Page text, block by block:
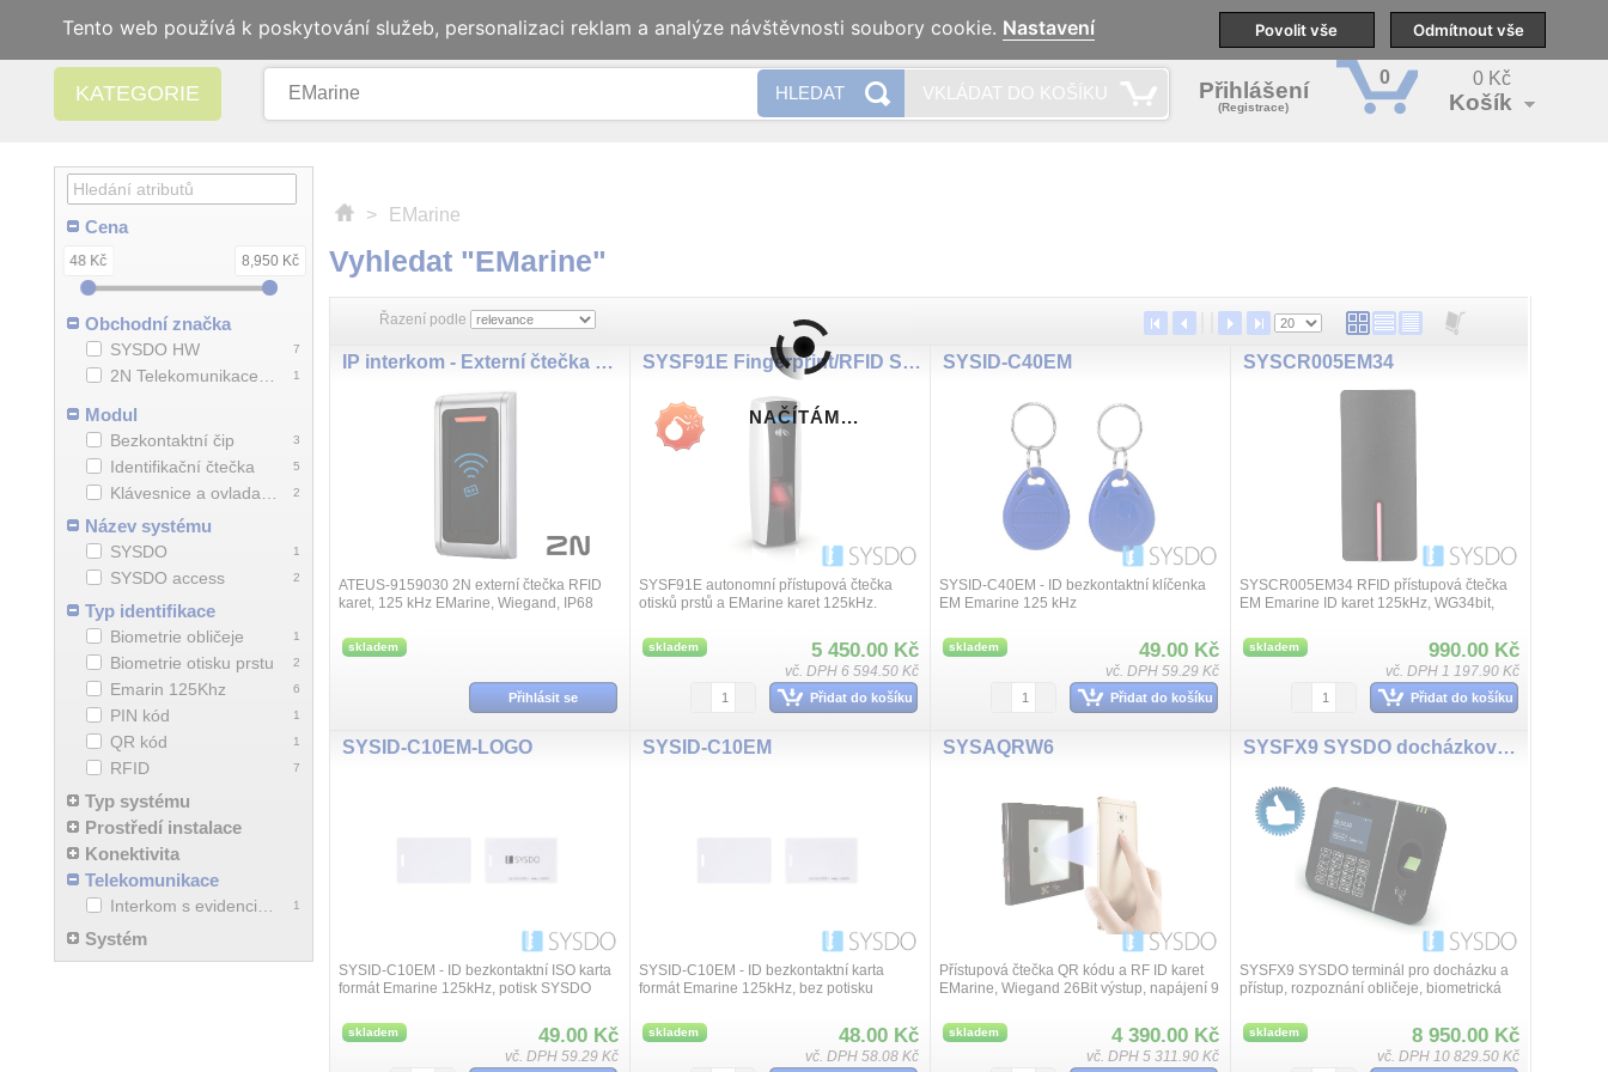
Naše pobočky Technická podpora CS
KATEGORIE HLEDAT VKLÁDAT DO KOŠÍKU Přihlášení
(Registrace)
0 0 Kč
Košík
Cena
48 Kč 8,950 Kč
Obchodní značka
7
SYSDO HW
1
Modul
3
Bezkontaktní čip
5
Identifikační čtečka
2
Název systému
1
SYSDO
2
SYSDO access
Typ identifikace
1
Biometrie obličeje
2
Biometrie otisku prstu
6
Emarin 125Khz
1
PIN kód
1
QR kód
7
RFID
Typ systému
Prostředí instalace
Konektivita
Telekomunikace
1
Systém
> EMarine
Vyhledat "EMarine"
NAČÍTÁM...
Řazení podle
IP interkom - Externí čtečka 125kHz EM, WG
ATEUS-9159030 2N externí čtečka RFID
karet, 125 kHz EMarine, Wiegand, IP68
skladem
Přihlásit se
SYSF91E Fingerprint/RFID SYSDO acces reader
SYSF91E autonomní přístupová čtečka
otisků prstů a EMarine karet 125kHz.
portálem SYSDO vytvoří ucelený systém
evidence d...
skladem 5 450.00 Kč
vč. DPH 6 594.50 Kč
Přidat do košíku
SYSID-C40EM
SYSID-C40EM - ID bezkontaktní klíčenka
EM Emarine 125 kHz
skladem 49.00 Kč
vč. DPH 59.29 Kč
Přidat do košíku
SYSCR005EM34
SYSCR005EM34 RFID přístupová čtečka
EM Emarine ID karet 125kHz, WG34bit,
rozměry 49 x 20 x 110mm, krytí IP68
skladem 990.00 Kč
vč. DPH 1 197.90 Kč
Přidat do košíku
SYSID-C10EM-LOGO
SYSID-C10EM - ID bezkontaktní ISO karta
formát Emarine 125kHz, potisk SYSDO
skladem 49.00 Kč
vč. DPH 59.29 Kč
SYSID-C10EM
SYSID-C10EM - ID bezkontaktní karta
formát Emarine 125kHz, bez potisku
skladem 48.00 Kč
vč. DPH 58.08 Kč
SYSAQRW6
Přístupová čtečka QR kódu a RF ID karet
EMarine, Wiegand 26Bit výstup, napájení 9
86x86x42mm.
skladem 4 390.00 Kč
vč. DPH 5 311.90 Kč
SYSFX9 SYSDO docházkový a přístupový terminál
SYSFX9 SYSDO terminál pro docházku a
přístup, rozpoznání obličeje, biometrická
objednání Mifare 13,56kHz/, kód. Komuni...
skladem 8 950.00 Kč
vč. DPH 10 829.50 Kč
Tento web používá k poskytování služeb, personalizaci reklam a analýze návštěvnosti soubory cookie. Nastavení Povolit vše Odmítnout vše